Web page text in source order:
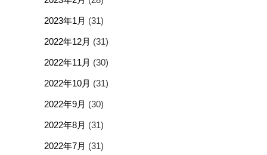
2023年1月 (31)
2022年12月 (31)
2022年11月 (30)
2022年10月 (31)
2022年9月 (30)
2022年8月 (31)
2022年7月 (31)